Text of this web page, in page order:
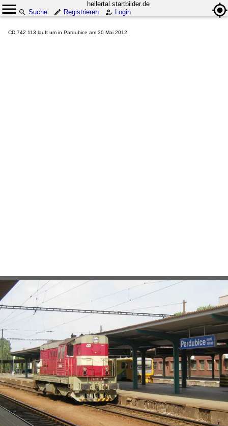
hellertal.startbilder.de
Suche
Registrieren Login
CD 742 113 lauft um in Pardubice am 30 Mai 2012.